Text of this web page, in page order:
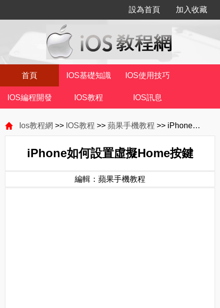
設為首頁 加入收藏
首頁 IOS基礎知識 IOS使用技巧
IOS編程開發 IOS教程 IOS訊息
Ios教程網 >> IOS教程 >> 蘋果手機教程 >> iPhone如何設置虛擬Home按鍵
iPhone如何設置虛擬Home按鍵
編輯：蘋果手機教程